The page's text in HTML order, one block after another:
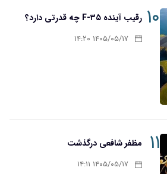
۱۰ رقیب آینده F-۳۵ چه قدرتی دارد؟
۱۴۰۵/۰۵/۱۷ ۱۴:۲۰
۱۱ مظفر شافعی درگذشت
۱۴۰۵/۰۵/۱۷ ۱۴:۱۱